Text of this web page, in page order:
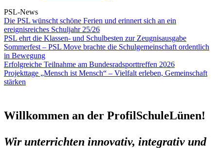
PSL-News
Die PSL wünscht schöne Ferien und erinnert sich an ein
ereignisreiches Schuljahr 25/26
PSL ehrt die Klassen- und Schulbesten zur Zeugnisausgabe
Sommerfest – PSL Move brachte die Schulgemeinschaft ordentlich
in Bewegung
Erfolgreiche Teilnahme am Bundesradsporttreffen 2026
Projekttage „Mensch ist Mensch“ – Vielfalt erleben, Gemeinschaft
stärken
Willkommen an der ProfilSchuleLünen!
Wir unterrichten innovativ, integrativ und